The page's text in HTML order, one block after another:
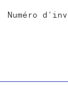
Numéro